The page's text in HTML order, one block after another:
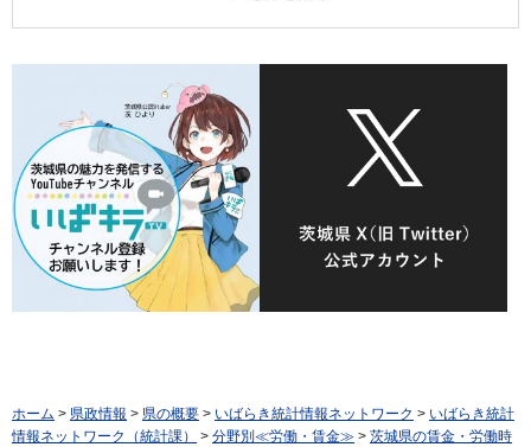
ホーム > 県政情報 > 県の概要 > いばらき統計情報ネットワーク > いばらき統計
情報ネットワーク（統計課）
> 分野別≪労働・賃金≫ > 茨城県の賃金・労働時